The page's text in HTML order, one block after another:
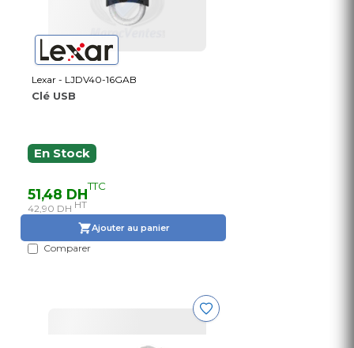
Lexar - LJDV40-16GAB
Clé USB
En Stock
51,48 DHTTC
42,90 DH HT
Ajouter au panier
Comparer